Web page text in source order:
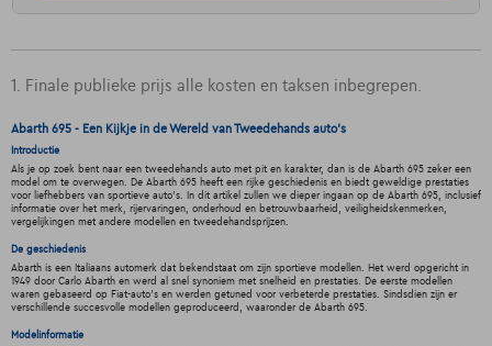
1. Finale publieke prijs alle kosten en taksen inbegrepen.
Abarth 695 - Een Kijkje in de Wereld van Tweedehands auto's
Introductie
Als je op zoek bent naar een tweedehands auto met pit en karakter, dan is de Abarth 695 zeker een
model om te overwegen. De Abarth 695 heeft een rijke geschiedenis en biedt geweldige prestaties
voor liefhebbers van sportieve auto's. In dit artikel zullen we dieper ingaan op de Abarth 695, inclusief
informatie over het merk, rijervaringen, onderhoud en betrouwbaarheid, veiligheidskenmerken,
vergelijkingen met andere modellen en tweedehandsprijzen.
De geschiedenis
Abarth is een Italiaans automerk dat bekendstaat om zijn sportieve modellen. Het werd opgericht in
1949 door Carlo Abarth en werd al snel synoniem met snelheid en prestaties. De eerste modellen
waren gebaseerd op Fiat-auto's en werden getuned voor verbeterde prestaties. Sindsdien zijn er
verschillende succesvolle modellen geproduceerd, waaronder de Abarth 695.
Modelinformatie